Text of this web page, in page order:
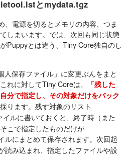
とmydata.tgz
電源を切るとメモリの内容、つま
しまいます。では、次回も同じ状態
Puppyとは違う、Tiny Core独自のし
人保存ファイル」に変更ぶんをまと
れに対してTiny Coreは、
「残した
分で指定し、その対象だけをバック
ります。残す対象のリスト
イルに書いておくと、終了時（また
こで指定したものだけが
ルにまとめて保存されます。次回起
読み込まれ、指定したファイルや設